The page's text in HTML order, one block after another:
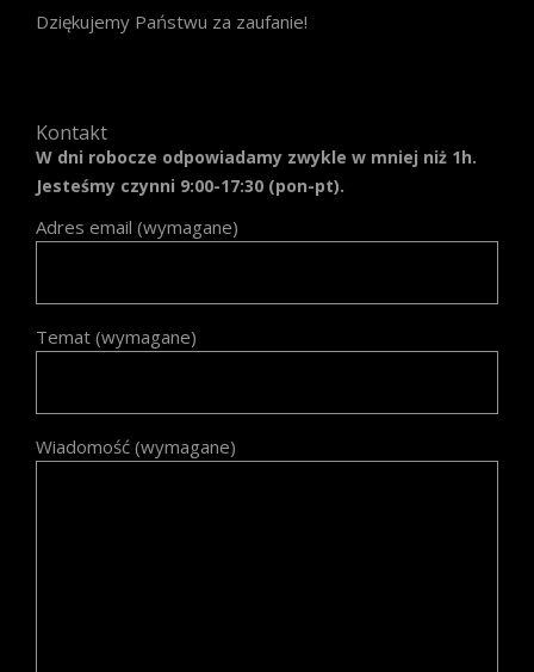
Dziękujemy Państwu za zaufanie!
Kontakt
W dni robocze odpowiadamy zwykle w mniej niż 1h.
Jesteśmy czynni 9:00-17:30 (pon-pt).
Adres email (wymagane)
Temat (wymagane)
Wiadomość (wymagane)